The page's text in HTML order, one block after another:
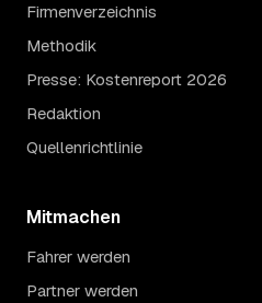
Firmenverzeichnis
Methodik
Presse: Kostenreport 2026
Redaktion
Quellenrichtlinie
Mitmachen
Fahrer werden
Partner werden